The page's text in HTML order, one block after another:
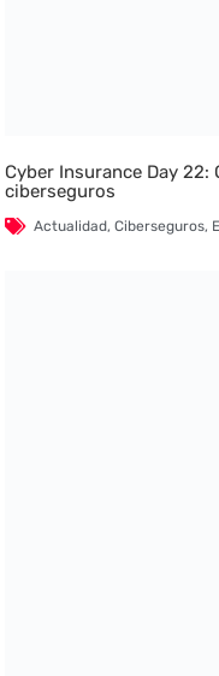
Cyber Insurance Day
ciberseguros
Actualidad,Ciberseguros,